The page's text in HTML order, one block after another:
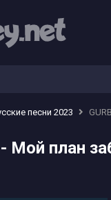
песни 2023
- Мой план